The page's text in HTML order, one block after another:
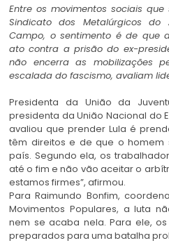
Entre os movimentos sociais
Sindicato dos Metalúrgicos do
Campo, o sentimento é de que
ato contra a prisão do ex-
não encerra as mobilizações
escalada do fascismo, avaliam
Presidenta da União da
presidenta da União Nacional do
avaliou que prenderLula é
têm direitos e de que o homem
país. Segundo ela, os
até o fim e não vão aceitar o
estamos firmes”, afirmou.
Para Raimundo Bonfim,
Movimentos Populares, a luta
nem se acaba nela. Para ele,
preparados para uma batalha